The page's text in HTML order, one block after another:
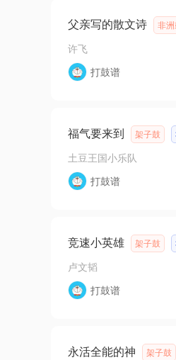
父亲写的散文诗 非
许飞
打鼓谱
福气要来到 架子鼓
土豆王国小乐队
打鼓谱
竞速小英雄 架子鼓
卢文韬
打鼓谱
永活全能的神 架子鼓